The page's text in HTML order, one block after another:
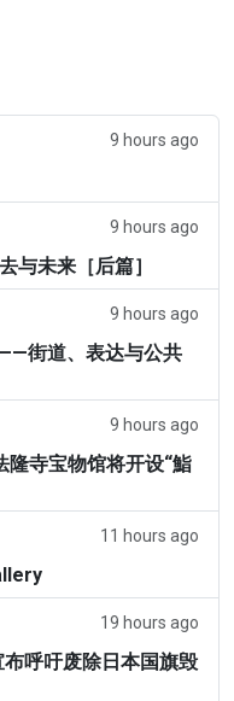
9 hours ago
9 hours ago
与未来［后篇］
9 hours ago
街道、表达与公共
9 hours ago
隆寺宝物馆将开设“鮨
11 hours ago
19 hours ago
呼吁废除日本国旗毁